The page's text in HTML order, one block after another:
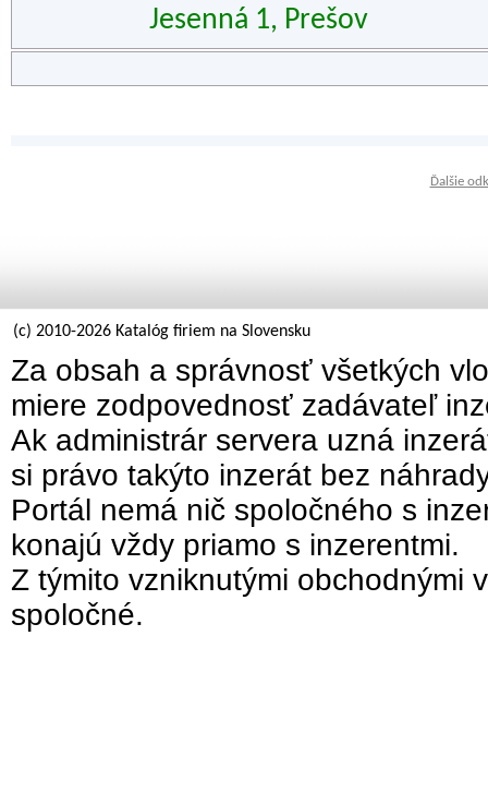
Jesenná 1, Prešov
Ďalšie
(c) 2010-2026 Katalóg firiem na Slovensku
Za obsah a správnosť všetkých
miere zodpovednosť zadávateľ
Ak administrár servera uzná
si právo takýto inzerát bez
Portál nemá nič spoločného s
konajú vždy priamo s inzerentmi.
Z týmito vzniknutými obchodnými
spoločné.